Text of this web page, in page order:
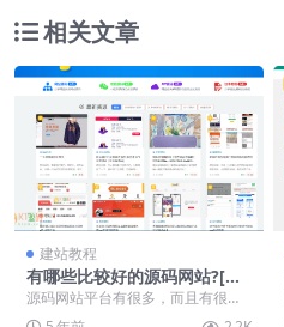
相关文章
建站教程
有哪些比较好的源码网站?[站
长推荐]
源码网站平台有很多，而且有很多
充会员可以免费使用全网站的源